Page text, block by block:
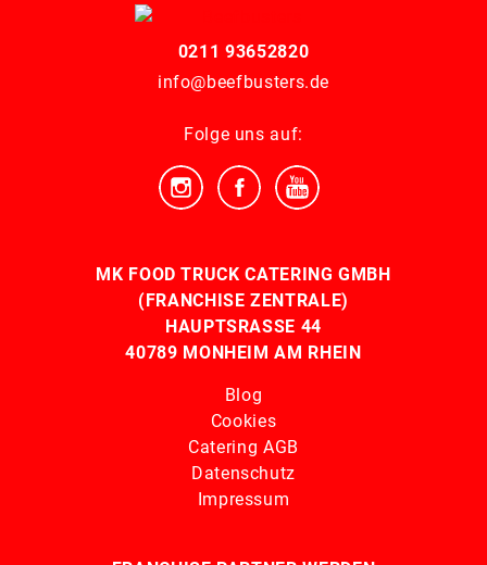
0211 93652820
info@beefbusters.de
Folge uns auf:
MK FOOD TRUCK CATERING GMBH
(FRANCHISE ZENTRALE)
HAUPTSRASSE 44
40789 MONHEIM AM RHEIN
Blog
Cookies
Catering AGB
Datenschutz
Impressum